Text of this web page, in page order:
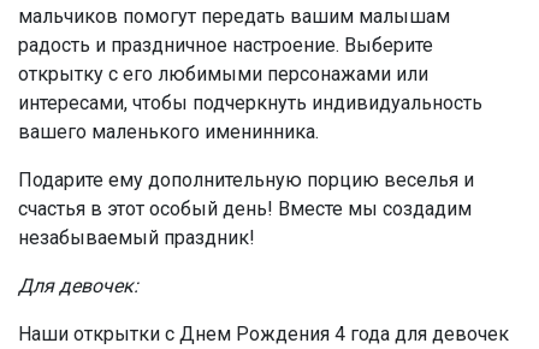
мальчиков помогут передать вашим малышам
радость и праздничное настроение. Выберите
открытку с его любимыми персонажами или
интересами, чтобы подчеркнуть индивидуальность
вашего маленького именинника.
Подарите ему дополнительную порцию веселья и
счастья в этот особый день! Вместе мы создадим
незабываемый праздник!
Для девочек:
Наши открытки с Днем Рождения 4 года для девочек